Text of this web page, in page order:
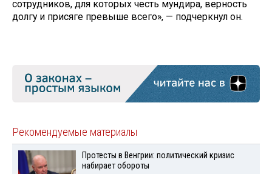
сотрудников, для которых честь мундира, верность
долгу и присяге превыше всего», — подчеркнул он.
Рекомендуемые материалы
Протесты в Венгрии: политический кризис
набирает обороты